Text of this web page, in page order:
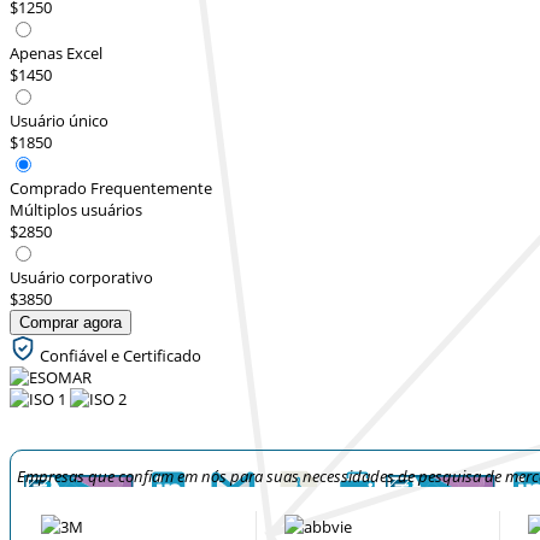
$1250
Apenas Excel
$1450
Usuário único
$1850
Comprado Frequentemente
Múltiplos usuários
$2850
Usuário corporativo
$3850
Comprar agora
Confiável e Certificado
Empresas que confiam em nós para suas necessidades de pesquisa de